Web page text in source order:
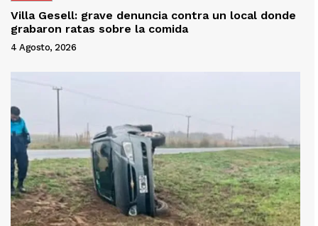
Villa Gesell: grave denuncia contra un local donde
grabaron ratas sobre la comida
4 Agosto, 2026